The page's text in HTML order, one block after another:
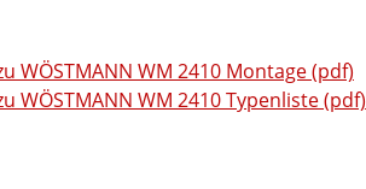
WÖSTMANN WM 2410 Montage (pdf)
WÖSTMANN WM 2410 Typenliste (pdf)